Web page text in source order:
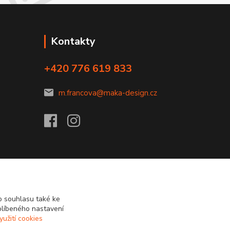
Kontakty
+420 776 619 833
m.francova@maka-design.cz
souhlasu také ke
nastavení
cookies